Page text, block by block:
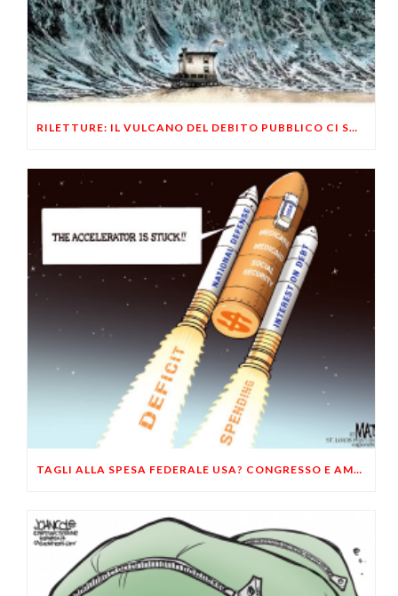
RILETTURE: IL VULCANO DEL DEBITO PUBBLICO CI SOMMERGERA’
TAGLI ALLA SPESA FEDERALE USA? CONGRESSO E AMERICANI VOGLIONO PIÙ DEFICIT SPENDING